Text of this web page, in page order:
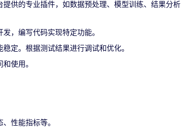
供的专业插件，如数据预处理、模型训练、结果分析
，编写代码实现特定功能。
定。根据测试结果进行调试和优化。
使用。
性能指标等。